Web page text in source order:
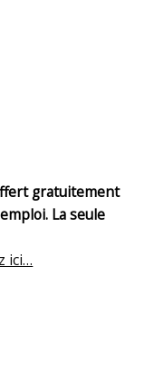
gratuitement
La seule
ici…